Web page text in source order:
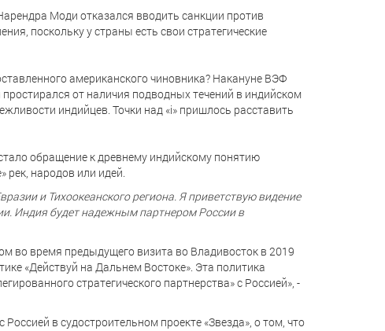
Моди отказался вводить санкции против
поскольку у страны есть свои стратегические
американского чиновника? Накануне ВЭФ
от наличия подводных течений в индийском
индийцев. Точки над «i» пришлось расставить
обращение к древнему индийскому понятию
рек, народов или идей.
и Тихоокеанского региона. Я приветствую видение
Индия будет надежным партнером России в
во время предыдущего визита во Владивосток в 2019
«Действуй на Дальнем Востоке». Эта политика
стратегического партнерства» с Россией», -
в судостроительном проекте «Звезда», о том, что